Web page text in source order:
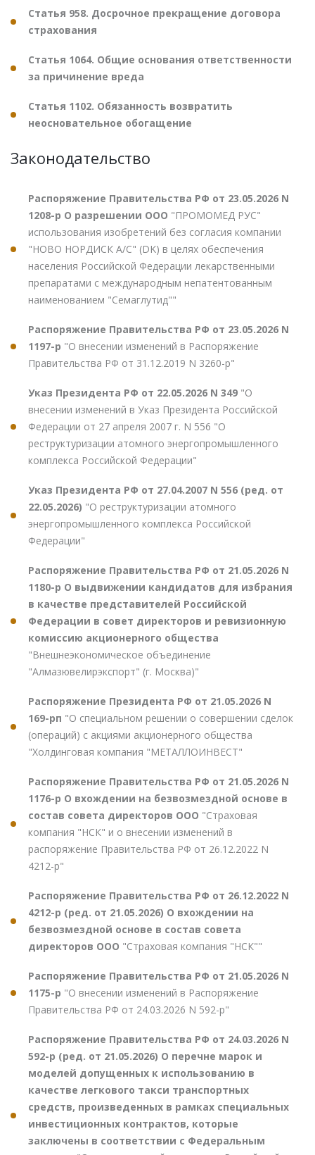
Статья 958. Досрочное прекращение договора
страхования
Статья 1064. Общие основания ответственности
за причинение вреда
Статья 1102. Обязанность возвратить
неосновательное обогащение
Законодательство
Распоряжение Правительства РФ от 23.05.2026 N
1208-р О разрешении ООО "ПРОМОМЕД РУС"
использования изобретений без согласия компании
"НОВО НОРДИСК А/С" (DK) в целях обеспечения
населения Российской Федерации лекарственными
препаратами с международным непатентованным
наименованием "Семаглутид""
Распоряжение Правительства РФ от 23.05.2026 N
1197-р "О внесении изменений в Распоряжение
Правительства РФ от 31.12.2019 N 3260-р"
Указ Президента РФ от 22.05.2026 N 349 "О
внесении изменений в Указ Президента Российской
Федерации от 27 апреля 2007 г. N 556 "О
реструктуризации атомного энергопромышленного
комплекса Российской Федерации"
Указ Президента РФ от 27.04.2007 N 556 (ред. от
22.05.2026) "О реструктуризации атомного
энергопромышленного комплекса Российской
Федерации"
Распоряжение Правительства РФ от 21.05.2026 N
1180-р О выдвижении кандидатов для избрания
в качестве представителей Российской
Федерации в совет директоров и ревизионную
комиссию акционерного общества
"Внешнеэкономическое объединение
"Алмазювелирэкспорт" (г. Москва)"
Распоряжение Президента РФ от 21.05.2026 N
169-рп "О специальном решении о совершении сделок
(операций) с акциями акционерного общества
"Холдинговая компания "МЕТАЛЛОИНВЕСТ"
Распоряжение Правительства РФ от 21.05.2026 N
1176-р О вхождении на безвозмездной основе в
состав совета директоров ООО "Страховая
компания "НСК" и о внесении изменений в
распоряжение Правительства РФ от 26.12.2022 N
4212-р"
Распоряжение Правительства РФ от 26.12.2022 N
4212-р (ред. от 21.05.2026) О вхождении на
безвозмездной основе в состав совета
директоров ООО "Страховая компания "НСК""
Распоряжение Правительства РФ от 21.05.2026 N
1175-р "О внесении изменений в Распоряжение
Правительства РФ от 24.03.2026 N 592-р"
Распоряжение Правительства РФ от 24.03.2026 N
592-р (ред. от 21.05.2026) О перечне марок и
моделей допущенных к использованию в
качестве легкового такси транспортных
средств, произведенных в рамках специальных
инвестиционных контрактов, которые
заключены в соответствии с Федеральным